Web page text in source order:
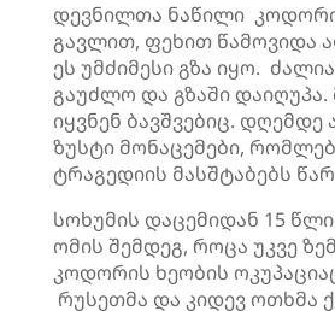
დევნილთა ნაწილი
გავლით, ფეხით წამოვიდა
ეს უმძიმესი გზა იყო.
გაუძლო და გზაში
იყვნენ ბავშვებიც. დღემდე
ზუსტი მონაცემები,
ტრაგედიის მასშტაბებს
სოხუმის დაცემიდან 15
ომის შემდეგ, როცა უკვე
კოდორის ხეობის
რუსეთმა და კიდევ ოთხმა